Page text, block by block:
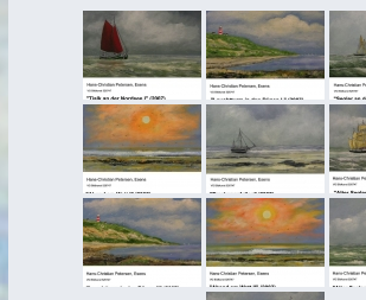
Signalgast
Navigation
Ausstellungen
Presse
Bücher
Aquarelle & Skizzen
Eine kleine Philosophie der Insel Spiekeroog